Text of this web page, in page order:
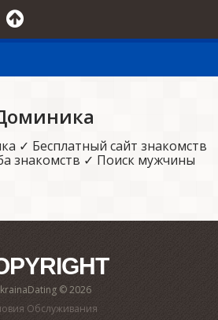
✓ Бесплатный сайт знакомств
знакомств ✓ Поиск мужчины
© 2026
Обслуживания